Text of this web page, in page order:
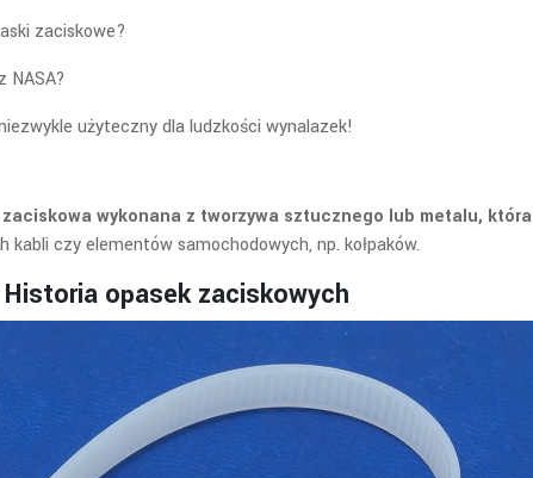
zaciskowe?
NASA?
użyteczny dla ludzkości wynalazek!
wykonana z tworzywa sztucznego lub metalu,
kabli czy elementów samochodowych, np. kołpaków.
opasek zaciskowych